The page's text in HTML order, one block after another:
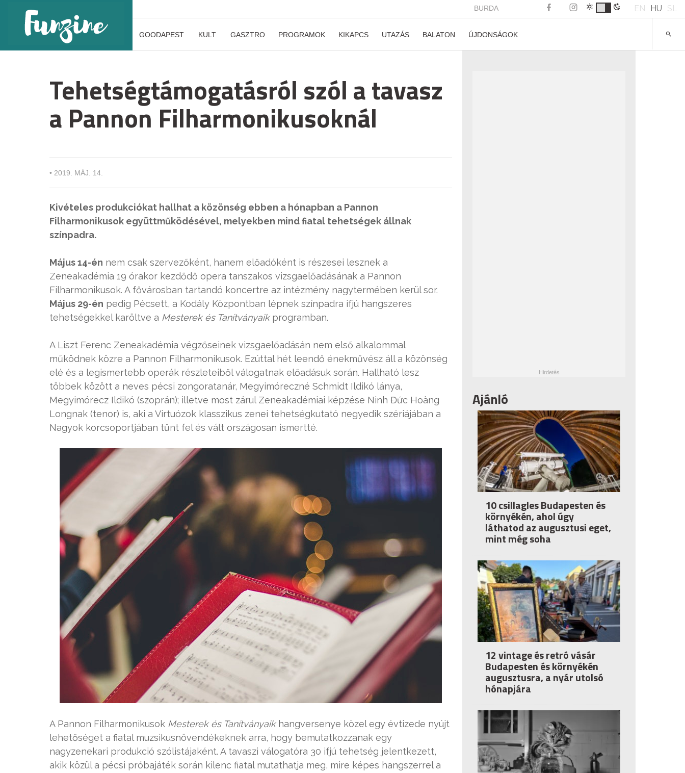
BURDA EN HU SL
GOODAPEST KULT GASZTRO PROGRAMOK KIKAPCS UTAZÁS BALATON ÚJDONSÁGOK
Tehetségtámogatásról szól a tavasz
a Pannon Filharmonikusoknál
• 2019. MÁJ. 14.
Kivételes produkciókat hallhat a közönség ebben a hónapban a Pannon
Filharmonikusok együttműködésével, melyekben mind fiatal tehetségek állnak
színpadra.
Május 14-én nem csak szervezőként, hanem előadóként is részesei lesznek a
Zeneakadémia 19 órakor kezdődő opera tanszakos vizsgaelőadásának a Pannon
Filharmonikusok. A fővárosban tartandó koncertre az intézmény nagytermében kerül sor.
Május 29-én pedig Pécsett, a Kodály Központban lépnek színpadra ifjú hangszeres
tehetségekkel karöltve a Mesterek és Tanítványaikprogramban.
A Liszt Ferenc Zeneakadémia végzőseinek vizsgaelőadásán nem első alkalommal
működnek közre a Pannon Filharmonikusok. Ezúttal hét leendő énekművész áll a közönség
elé és a legismertebb operák részleteiből válogatnak előadásuk során. Hallható lesz
többek között a neves pécsi zongoratanár, Megyimóreczné Schmidt Ildikó lánya,
Megyimórecz Ildikó (szoprán); illetve most zárul Zeneakadémiai képzése Ninh Đức Hoàng
Longnak (tenor) is, aki a Virtuózok klasszikus zenei tehetségkutató negyedik szériájában a
Nagyok korcsoportjában tűnt fel és vált országosan ismertté.
A Pannon Filharmonikusok Mesterek és Tanítványaikhangversenye közel egy évtizede nyújt
lehetőséget a fiatal muzsikusnövendékeknek arra, hogy bemutatkozzanak egy
nagyzenekari produkció szólistájaként. A tavaszi válogatóra 30 ifjú tehetség jelentkezett,
akik közül a pécsi próbajáték során kilenc fiatal mutathatja meg, mire képes hangszerrel a
Ajánló
10 csillagles Budapesten és
környékén, ahol úgy
láthatod az augusztusi eget,
mint még soha
12 vintage és retró vásár
Budapesten és környékén
augusztusra, a nyár utolsó
hónapjára